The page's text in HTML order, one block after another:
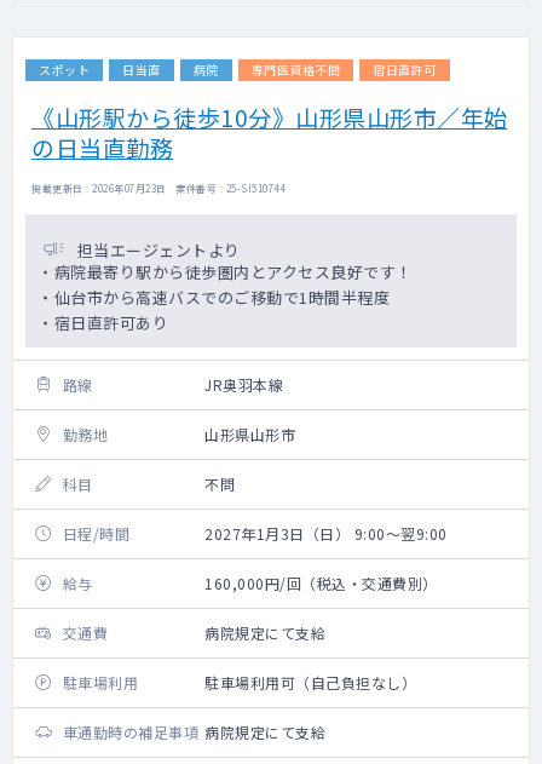
スポット 日当直 病院 専門医資格不問 宿日直許可
《山形駅から徒歩10分》山形県山形市／年始
の日当直勤務
掲載更新日 : 2026年07月23日 案件番号 : 25-SI510744
担当エージェントより
・病院最寄り駅から徒歩圏内とアクセス良好です！
・仙台市から高速バスでのご移動で1時間半程度
・宿日直許可あり
路線 JR奥羽本線
勤務地 山形県山形市
科目 不問
日程/時間 2027年1月3日（日） 9:00～翌9:00
給与 160,000円/回（税込・交通費別）
交通費 病院規定にて支給
駐車場利用 駐車場利用可（自己負担なし）
車通勤時の補足事項 病院規定にて支給